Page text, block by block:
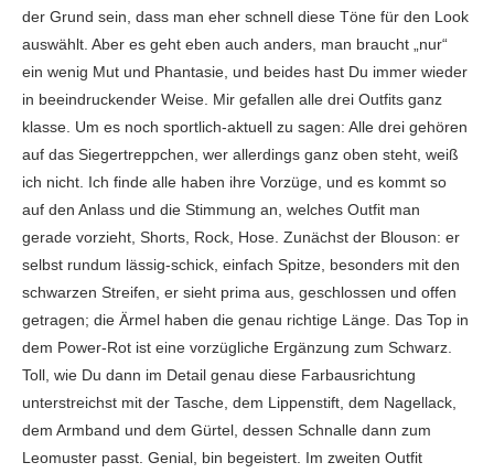
der Grund sein, dass man eher schnell diese Töne für den Look
auswählt. Aber es geht eben auch anders, man braucht „nur“
ein wenig Mut und Phantasie, und beides hast Du immer wieder
in beeindruckender Weise. Mir gefallen alle drei Outfits ganz
klasse. Um es noch sportlich-aktuell zu sagen: Alle drei gehören
auf das Siegertreppchen, wer allerdings ganz oben steht, weiß
ich nicht. Ich finde alle haben ihre Vorzüge, und es kommt so
auf den Anlass und die Stimmung an, welches Outfit man
gerade vorzieht, Shorts, Rock, Hose. Zunächst der Blouson: er
selbst rundum lässig-schick, einfach Spitze, besonders mit den
schwarzen Streifen, er sieht prima aus, geschlossen und offen
getragen; die Ärmel haben die genau richtige Länge. Das Top in
dem Power-Rot ist eine vorzügliche Ergänzung zum Schwarz.
Toll, wie Du dann im Detail genau diese Farbausrichtung
unterstreichst mit der Tasche, dem Lippenstift, dem Nagellack,
dem Armband und dem Gürtel, dessen Schnalle dann zum
Leomuster passt. Genial, bin begeistert. Im zweiten Outfit